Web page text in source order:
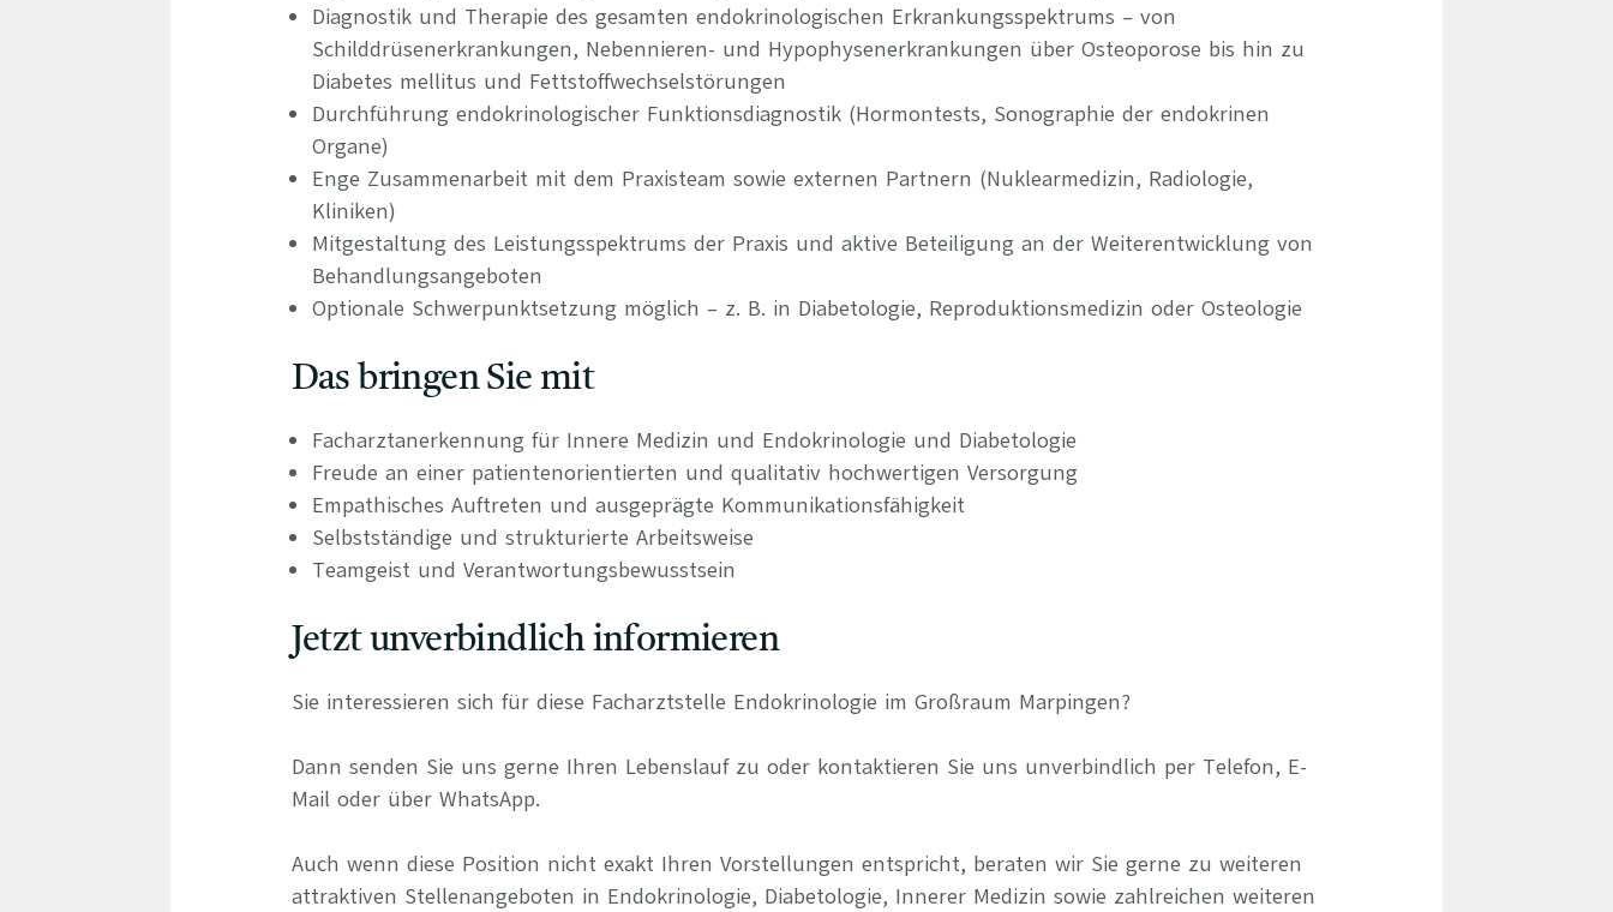
Diagnostik und Therapie des gesamten endokrinologischen Erkrankungsspektrums – von
Schilddrüsenerkrankungen, Nebennieren- und Hypophysenerkrankungen über Osteoporose bis hin zu
Diabetes mellitus und Fettstoffwechselstörungen
Durchführung endokrinologischer Funktionsdiagnostik (Hormontests, Sonographie der endokrinen
Organe)
Enge Zusammenarbeit mit dem Praxisteam sowie externen Partnern (Nuklearmedizin, Radiologie,
Kliniken)
Mitgestaltung des Leistungsspektrums der Praxis und aktive Beteiligung an der Weiterentwicklung von
Behandlungsangeboten
Optionale Schwerpunktsetzung möglich – z. B. in Diabetologie, Reproduktionsmedizin oder Osteologie
Das bringen Sie mit
Facharztanerkennung für Innere Medizin und Endokrinologie und Diabetologie
Freude an einer patientenorientierten und qualitativ hochwertigen Versorgung
Empathisches Auftreten und ausgeprägte Kommunikationsfähigkeit
Selbstständige und strukturierte Arbeitsweise
Teamgeist und Verantwortungsbewusstsein
Jetzt unverbindlich informieren
Sie interessieren sich für diese Facharztstelle Endokrinologie im Großraum Marpingen?
Dann senden Sie uns gerne Ihren Lebenslauf zu oder kontaktieren Sie uns unverbindlich per Telefon, E-
Mail oder über WhatsApp.
Auch wenn diese Position nicht exakt Ihren Vorstellungen entspricht, beraten wir Sie gerne zu weiteren
attraktiven Stellenangeboten in Endokrinologie, Diabetologie, Innerer Medizin sowie zahlreichen weiteren